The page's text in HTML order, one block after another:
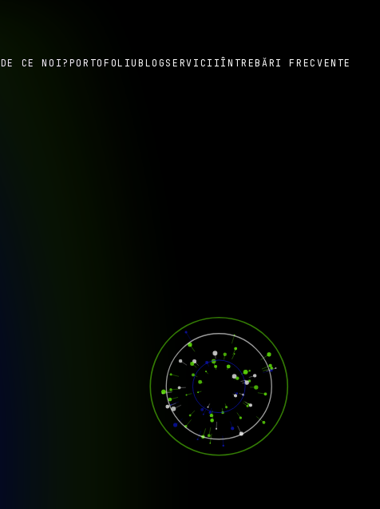
DE CE NOI? PORTOFOLIU BLOG SERVICII ÎNTREBĂRI FRECVENTE